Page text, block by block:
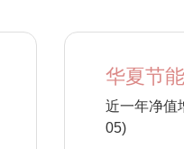
华夏节
近一年净值
05)